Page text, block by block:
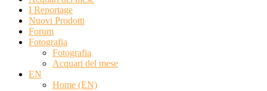
I Reportage
Nuovi Prodotti
Forum
Fotografia
Fotografia
Acquari del mese
EN
Home (EN)